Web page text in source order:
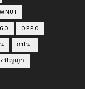
OPPO
กปน.
งปัญญา